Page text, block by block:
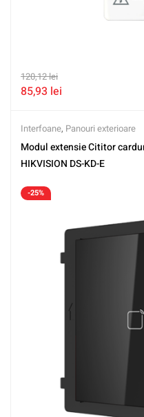
120,12lei
85,93 lei
Interfoane, Panouri exterioare
Modul extensie Cititor
HIKVISION DS-KD-E
-25%